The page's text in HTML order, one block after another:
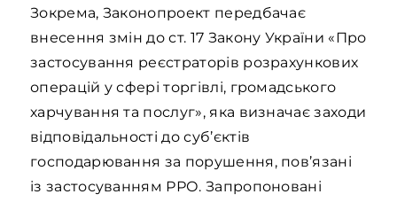
Зокрема, Законопроект передбачає
внесення змін до ст. 17 Закону України «Про
застосування реєстраторів розрахункових
операцій у сфері торгівлі, громадського
харчування та послуг», яка визначає заходи
відповідальності до суб’єктів
господарювання за порушення, пов’язані
із застосуванням РРО. Запропоновані